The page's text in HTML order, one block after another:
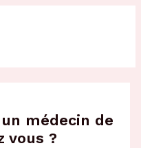
médecin de
vous ?